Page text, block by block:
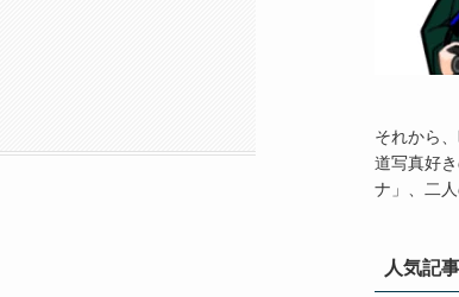
それから
道写真好
ナ」、二
人気記事